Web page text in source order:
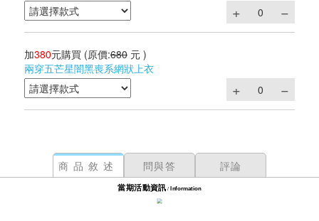
加380元購買 (原價:680 元 )
兩穿五芒星闇黑喪系網狀上衣
商品敘述 問與答 評論